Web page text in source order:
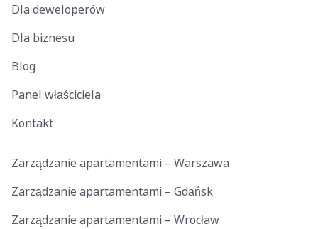
Dla deweloperów
Dla biznesu
Blog
Panel właściciela
Kontakt
Zarządzanie apartamentami – Warszawa
Zarządzanie apartamentami – Gdańsk
Zarządzanie apartamentami – Wrocław